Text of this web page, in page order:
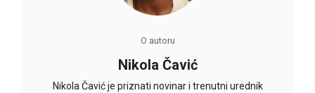
O autoru
Nikola Čavić
Nikola Čavić je priznati novinar i trenutni urednik